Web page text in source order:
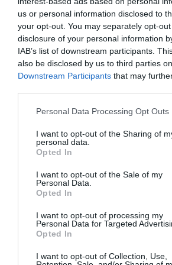
us or personal information disclosed to
your opt-out. You may separately opt-
disclosure of your personal information
IAB’s list of downstream participants.
also be disclosed by us to third parties
Downstream Participants that may
Personal Data Processing Opt Outs
I want to opt-out of the Sharing of
personal data.
Opted In
I want to opt-out of the Sale of my
Personal Data.
Opted In
I want to opt-out of processing my
Personal Data for Targeted
Opted In
I want to opt-out of Collection, Use,
l'aigua i refredar les turbines de
biòtops per facilitar la
marins, afavorir l'hàbitat a
promoure la conservació del
biodiversitat de la zona.
"Aquest planeta
herència dels
avantpassats sinó
tenim en préstec
generacions
permetem que en
RECICLAR: el reciclatge és la